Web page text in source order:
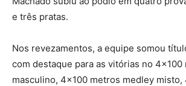
e três pratas.
Nos revezamentos, a equipe somou
com destaque para as vitórias no
masculino, 4×100 metros medley